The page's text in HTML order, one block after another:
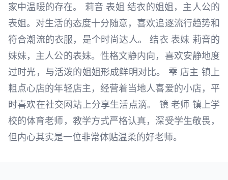
家中温暖的存在。 莉音 表姐 结衣的姐姐，主人公的
表姐。对生活的态度十分随意，喜欢追逐流行趋势和
符合潮流的衣服，是个时尚达人。 结衣 表妹 莉音的
妹妹，主人公的表妹。性格文静内向，喜欢安静地度
过时光，与活泼的姐姐形成鲜明对比。 雫 店主 镇上
粗点心店的年轻店主，经营着当地人喜爱的小店，平
时喜欢在社交网站上分享生活点滴。 镜 老师 镇上学
校的体育老师，教学方式严格认真，深受学生敬畏，
但内心其实是一位非常体贴温柔的好老师。